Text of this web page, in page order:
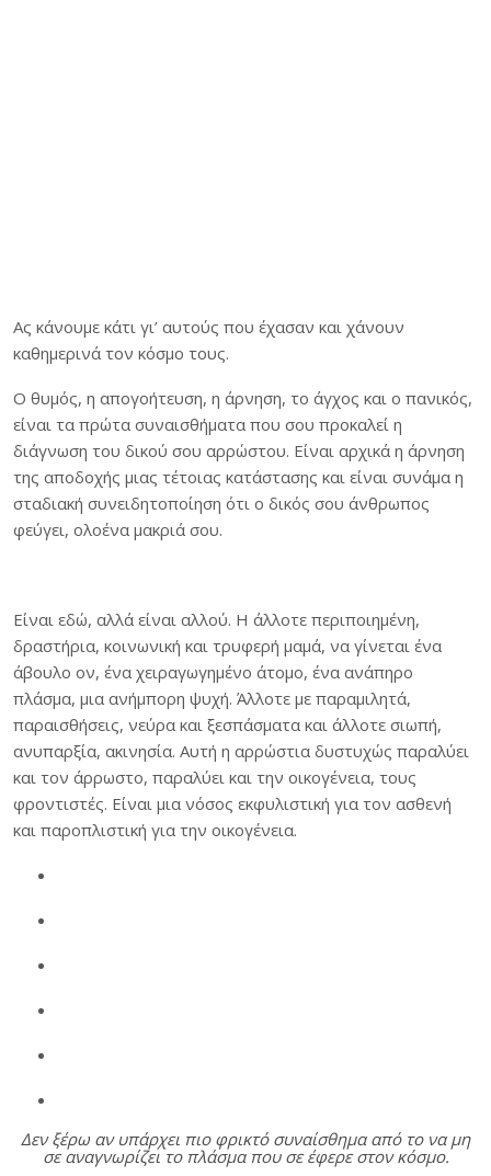
Ας κάνουμε κάτι γι’ αυτούς που έχασαν και χάνουν
καθημερινά τον κόσμο τους.
O θυμός, η απογοήτευση, η άρνηση, το άγχος και ο πανικός,
είναι τα πρώτα συναισθήματα που σου προκαλεί η
διάγνωση του δικού σου αρρώστου. Είναι αρχικά η άρνηση
της αποδοχής μιας τέτοιας κατάστασης και είναι συνάμα η
σταδιακή συνειδητοποίηση ότι ο δικός σου άνθρωπος
φεύγει, ολοένα μακριά σου.
Είναι εδώ, αλλά είναι αλλού. Η άλλοτε περιποιημένη,
δραστήρια, κοινωνική και τρυφερή μαμά, να γίνεται ένα
άβουλο ον, ένα χειραγωγημένο άτομο, ένα ανάπηρο
πλάσμα, μια ανήμπορη ψυχή. Άλλοτε με παραμιλητά,
παραισθήσεις, νεύρα και ξεσπάσματα και άλλοτε σιωπή,
ανυπαρξία, ακινησία. Αυτή η αρρώστια δυστυχώς παραλύει
και τον άρρωστο, παραλύει και την οικογένεια, τους
φροντιστές. Είναι μια νόσος εκφυλιστική για τον ασθενή
και παροπλιστική για την οικογένεια.
Δεν ξέρω αν υπάρχει πιο φρικτό συναίσθημα από το να μη
σε αναγνωρίζει το πλάσμα που σε έφερε στον κόσμο.